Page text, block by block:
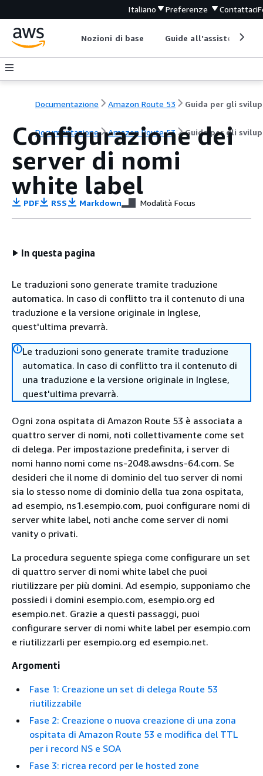
Italiano Preferenze Contattaci
Nozioni di base Guide all'assistenza
Documentazione Amazon Route 53
Documentazione Amazon Route 53 Guida per gli
Configurazione dei
server di nomi
white label
PDF RSS Markdown Modalità Focus
In questa pagina
Le traduzioni sono generate tramite traduzione
automatica. In caso di conflitto tra il contenuto di una
traduzione e la versione originale in Inglese,
quest'ultima prevarrà.
Le traduzioni sono generate tramite traduzione
automatica. In caso di conflitto tra il contenuto di
una traduzione e la versione originale in Inglese,
quest'ultima prevarrà.
Ogni zona ospitata di Amazon Route 53 è associata a
quattro server di nomi, noti collettivamente come set
di delega. Per impostazione predefinita, i server di
nomi hanno nomi come ns-2048.awsdns-64.com. Se
desideri che il nome di dominio del tuo server di nomi
sia lo stesso nome di dominio della tua zona ospitata,
ad esempio, ns1.esempio.com, puoi configurare nomi di
server white label, noti anche come server di nomi
vanity o privati.
La procedura seguente spiega come configurare un set
di quattro server di nomi white label che puoi
riutilizzare per più domini. Ad esempio, supponiamo che
possiedi i domini esempio.com, esempio.org ed
esempio.net. Grazie a questi passaggi, puoi
configurare server di nomi white label per esempio.com
e riutilizzarli per esempio.org ed esempio.net.
Argomenti
Fase 1: Creazione un set di delega Route 53
riutilizzabile
Fase 2: Creazione o nuova creazione di una zona
ospitata di Amazon Route 53 e modifica del TTL
per i record NS e SOA
Fase 3: ricrea record per le hosted zone